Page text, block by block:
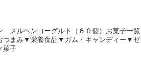
ルヘンヨーグルト（６０個）お菓子一覧
まみ▼栄養食品▼ガム・キャンディー▼ゼ
菓子